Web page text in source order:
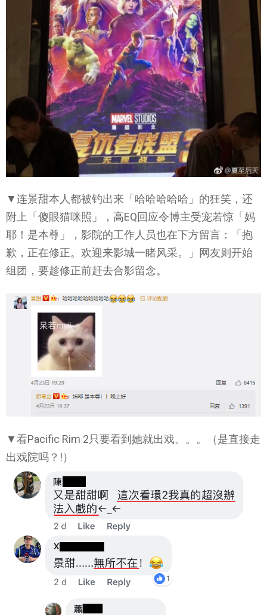
▼连景甜本人都被钓出来「哈哈哈哈哈」的狂笑，还
附上「傻眼猫咪照」，高EQ回应令博主受宠若惊「妈
耶！是本尊」，影院的工作人员也在下方留言：「抱
歉，正在修正。欢迎来影城一睹风采。」网友则开始
组团，要趁修正前赶去合影留念。
▼看Pacific Rim 2只要看到她就出戏。。。（是直接走
出戏院吗？!）